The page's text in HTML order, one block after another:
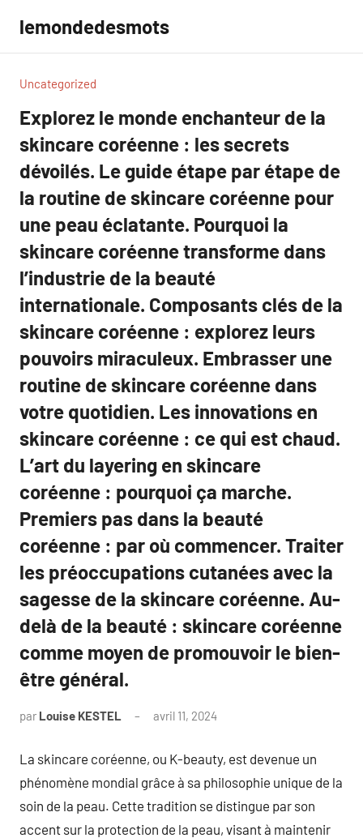
contenu
lemondedesmots
Uncategorized
Explorez le monde enchanteur de la
skincare coréenne : les secrets
dévoilés. Le guide étape par étape de
la routine de skincare coréenne pour
une peau éclatante. Pourquoi la
skincare coréenne transforme dans
l’industrie de la beauté
internationale. Composants clés de la
skincare coréenne : explorez leurs
pouvoirs miraculeux. Embrasser une
routine de skincare coréenne dans
votre quotidien. Les innovations en
skincare coréenne : ce qui est chaud.
L’art du layering en skincare
coréenne : pourquoi ça marche.
Premiers pas dans la beauté
coréenne : par où commencer. Traiter
les préoccupations cutanées avec la
sagesse de la skincare coréenne. Au-
delà de la beauté : skincare coréenne
comme moyen de promouvoir le bien-
être général.
par Louise KESTEL avril 11, 2024
La skincare coréenne, ou K-beauty, est devenue un
phénomène mondial grâce à sa philosophie unique de la
soin de la peau. Cette tradition se distingue par son
accent sur la protection de la peau, visant à maintenir